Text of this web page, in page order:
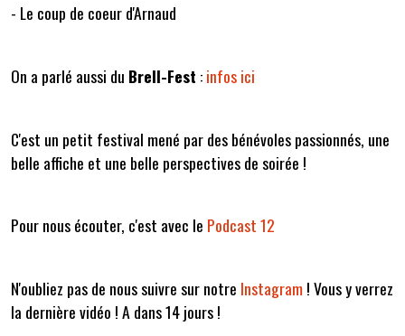
- Le coup de coeur d'Arnaud
On a parlé aussi du Brell-Fest :infos ici
C'est un petit festival mené par des bénévoles passionnés, une
belle affiche et une belle perspectives de soirée !
Pour nous écouter, c'est avec le Podcast 12
N'oubliez pas de nous suivre sur notre Instagram! Vous y verrez
la dernière vidéo ! A dans 14 jours !